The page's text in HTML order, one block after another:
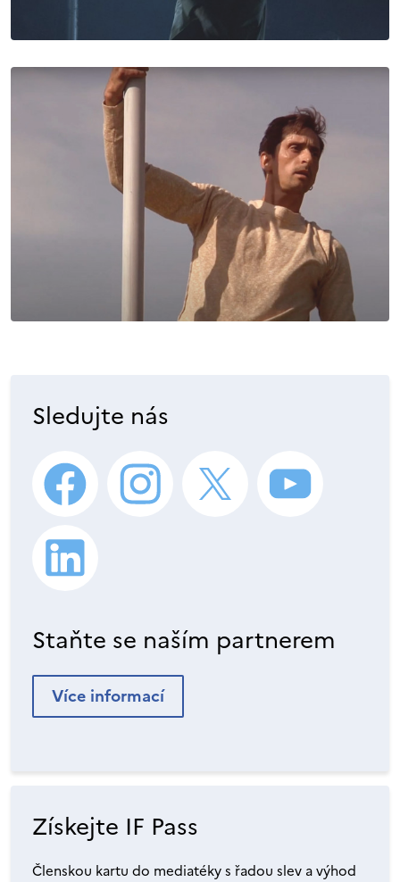
Sledujte nás
Staňte se naším partnerem
Více informací
Získejte IF Pass
Členskou kartu do mediatéky s řadou slev a výhod